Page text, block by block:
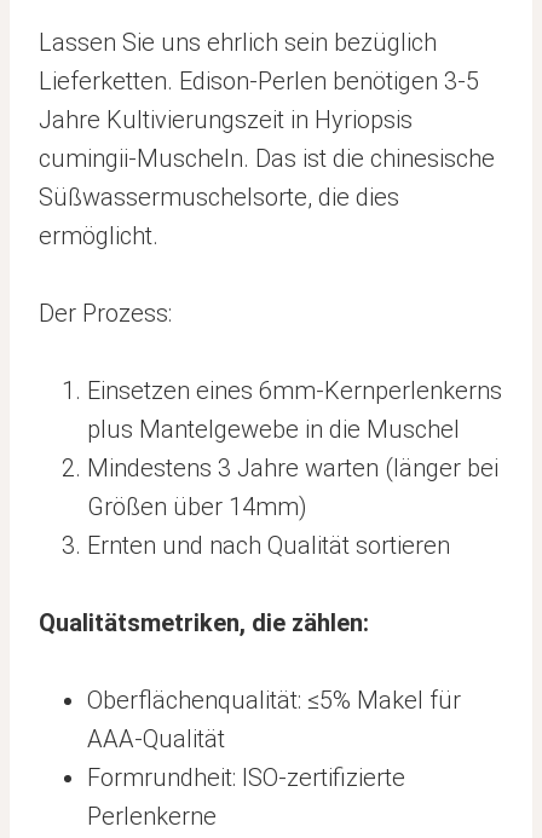
Lassen Sie uns ehrlich sein bezüglich
Lieferketten. Edison-Perlen benötigen 3-5
Jahre Kultivierungszeit in Hyriopsis
cumingii-Muscheln. Das ist die chinesische
Süßwassermuschelsorte, die dies
ermöglicht.
Der Prozess:
Einsetzen eines 6mm-Kernperlenkerns
plus Mantelgewebe in die Muschel
Mindestens 3 Jahre warten (länger bei
Größen über 14mm)
Ernten und nach Qualität sortieren
Qualitätsmetriken, die zählen:
Oberflächenqualität: ≤5% Makel für
AAA-Qualität
Formrundheit: ISO-zertifizierte
Perlenkerne